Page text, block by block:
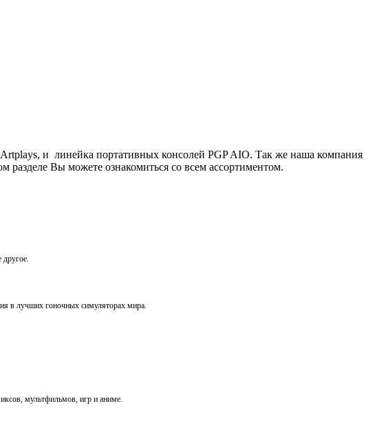
и линейка портативных консолей PGP AIO. Так же наша компания
разделе Вы можете ознакомиться со всем ассортиментом.
в лучших гоночных симуляторах мира.
мультфильмов, игр и аниме.